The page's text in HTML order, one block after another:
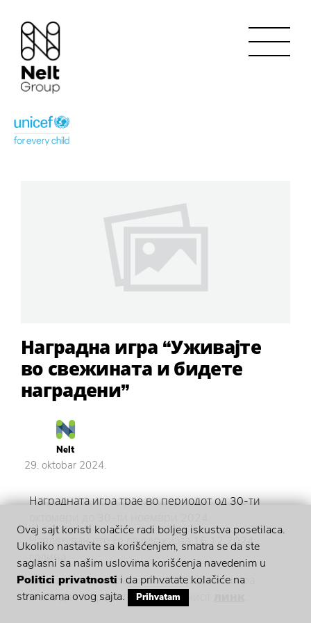
Наградна игра “Уживајте
во свежината и бидете
наградени”
Nelt
29. oktobar 2024.
Наградната игра трае во периодот од 30-ти
Извлекувањето ќе се одржи на 16.12.2024
година.
Официјалните правила за наградната игра
може да ги прочитате на следниот
Ovaj sajt koristi kolačiće radi boljeg iskustva posetilaca.
Ukoliko nastavite sa korišćenjem, smatra se da ste
saglasni sa našim uslovima korišćenja navedenim u
Politici privatnosti i da prihvatate kolačiće na
stranicama ovog sajta.
Prihvatam